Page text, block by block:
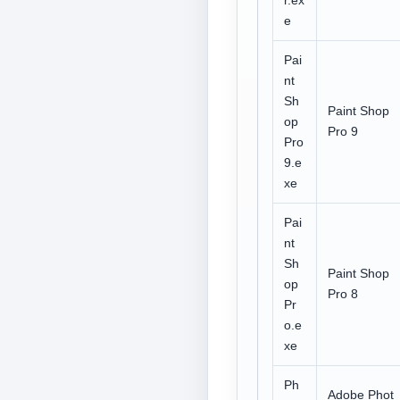
e
Pai
nt
Sh
op
Pro
9.e
xe
Paint Shop
Pro 9
Pai
nt
Sh
op
Pr
o.e
xe
Paint Shop
Pro 8
Ph
Adobe Phot